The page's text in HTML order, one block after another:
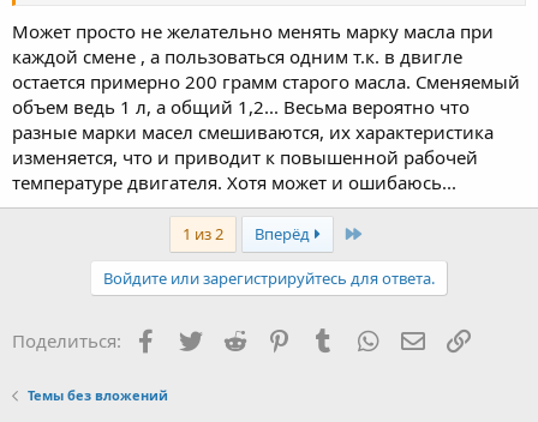
Может просто не желательно менять марку масла при
каждой смене , а пользоваться одним т.к. в двигле
остается примерно 200 грамм старого масла. Сменяемый
объем ведь 1 л, а общий 1,2... Весьма вероятно что
разные марки масел смешиваются, их характеристика
изменяется, что и приводит к повышенной рабочей
температуре двигателя. Хотя может и ошибаюсь...
1 из 2 Вперёд Last
Войдите или зарегистрируйтесь для ответа.
Поделиться: Facebook
TwitterReddit PinterestTumblr WhatsApp Ссылка
Темы без вложений